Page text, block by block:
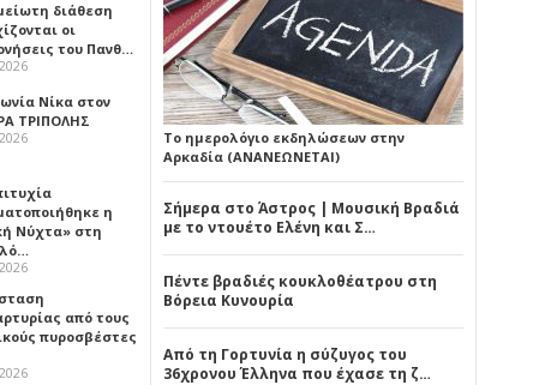
διάθεση
οι
του Πανθ…
Νίκα στον
ΤΡΙΠΟΛΗΣ
η
Νύχτα» στη
από τους
πυροσβέστες
Το ημερολόγιο εκδηλώσεων στην
Αρκαδία (ΑΝΑΝΕΩΝΕΤΑΙ)
Σήμερα στο Άστρος | Μουσική Βραδιά
με το ντουέτο Ελένη και Σ…
Πέντε βραδιές κουκλοθέατρου στη
Βόρεια Κυνουρία
Από τη Γορτυνία η σύζυγος του
36χρονου Έλληνα που έχασε τη ζ…